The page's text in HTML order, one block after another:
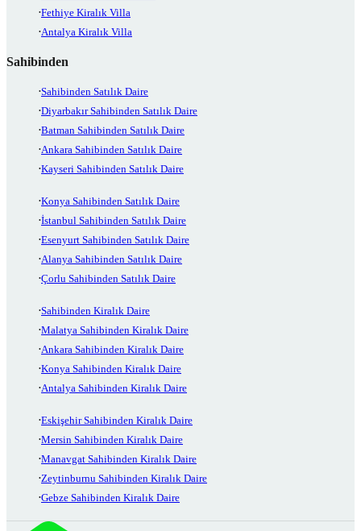
Fethiye Kiralık Villa
Antalya Kiralık Villa
Sahibinden
Sahibinden Satılık Daire
Diyarbakır Sahibinden Satılık Daire
Batman Sahibinden Satılık Daire
Ankara Sahibinden Satılık Daire
Kayseri Sahibinden Satılık Daire
Konya Sahibinden Satılık Daire
İstanbul Sahibinden Satılık Daire
Esenyurt Sahibinden Satılık Daire
Alanya Sahibinden Satılık Daire
Çorlu Sahibinden Satılık Daire
Sahibinden Kiralık Daire
Malatya Sahibinden Kiralık Daire
Ankara Sahibinden Kiralık Daire
Konya Sahibinden Kiralık Daire
Antalya Sahibinden Kiralık Daire
Eskişehir Sahibinden Kiralık Daire
Mersin Sahibinden Kiralık Daire
Manavgat Sahibinden Kiralık Daire
Zeytinburnu Sahibinden Kiralık Daire
Gebze Sahibinden Kiralık Daire